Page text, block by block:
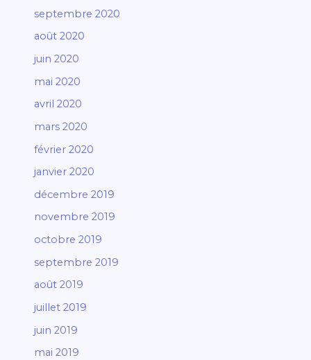
septembre 2020
août 2020
juin 2020
mai 2020
avril 2020
mars 2020
février 2020
janvier 2020
décembre 2019
novembre 2019
octobre 2019
septembre 2019
août 2019
juillet 2019
juin 2019
mai 2019